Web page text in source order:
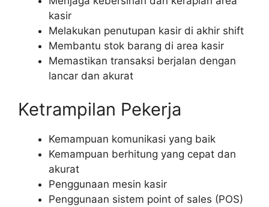
kasir
Melakukan penutupan kasir di akhir shift
Membantu stok barang di area kasir
Memastikan transaksi berjalan dengan
lancar dan akurat
Ketrampilan Pekerja
Kemampuan komunikasi yang baik
Kemampuan berhitung yang cepat dan
akurat
Penggunaan mesin kasir
Penggunaan sistem point of sales (POS)